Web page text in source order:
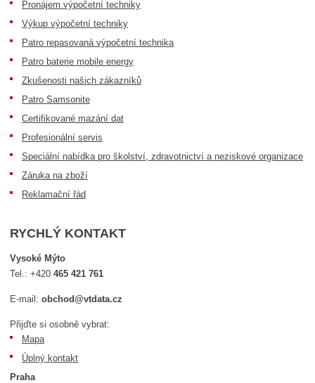
Pronájem výpočetní techniky
Výkup výpočetní techniky
Patro repasovaná výpočetní technika
Patro baterie mobile energy
Zkušenosti našich zákazníků
Patro Samsonite
Certifikované mazání dat
Profesionální servis
Speciální nabídka pro školství, zdravotnictví a neziskové organizace
Záruka na zboží
Reklamační řád
RYCHLÝ KONTAKT
Vysoké Mýto
Tel.:+420465 421 761
E-mail:obchod@vtdata.cz
Přijďte si osobně vybrat:
Mapa
Úplný kontakt
Praha